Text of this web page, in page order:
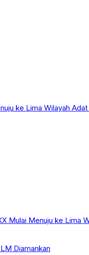
ke Lima Wilayah Adat
Mulai Menuju ke Lima
Diamankan